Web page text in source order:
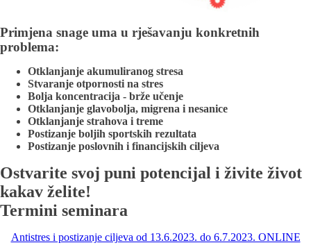
Primjena snage uma u rješavanju konkretnih
problema:
Otklanjanje akumuliranog stresa
Stvaranje otpornosti na stres
Bolja koncentracija - brže učenje
Otklanjanje glavobolja, migrena i nesanice
Otklanjanje strahova i treme
Postizanje boljih sportskih rezultata
Postizanje poslovnih i financijskih ciljeva
Ostvarite svoj puni potencijal i živite život
kakav želite!
Termini seminara
Antistres i postizanje ciljeva od 13.6.2023. do 6.7.2023. ONLINE